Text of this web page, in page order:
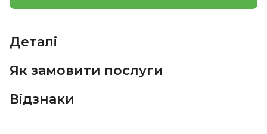
Деталі
Як замовити послуги
Відзнаки